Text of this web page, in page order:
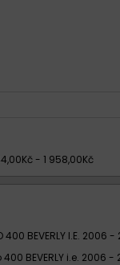
- 1 958,00Kč
400 BEVERLY I.E. 2006 -
BEVERLY i.e. 2006 -